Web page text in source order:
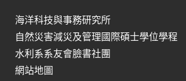
海洋科技與事務研究所
自然災害減災及管理國際碩士學位學程
水利系系友會臉書社團
網站地圖